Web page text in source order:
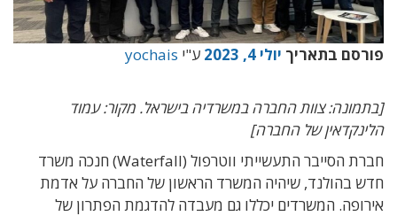
בתאריךיולי 4, 2023 ע"יyochais
צוות החברה במשרדיה בישראל. מקור: עמוד
של החברה]
חברת הסייבר התעשייתי ווטרפול (Waterfall) חנכה משרד
בהולנד, שיהיה המשרד הראשון של החברה על אדמת
המשרדים יכללו גם מעבדה להדגמת הפתרון של